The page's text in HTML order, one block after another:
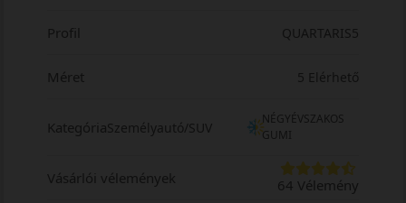
Profil QUARTARIS5
Méret 5 Elérhető
KategóriaSzemélyautó/SUV
NÉGYÉVSZAKOS
GUMI
Vásárlói vélemények 64 Vélemény